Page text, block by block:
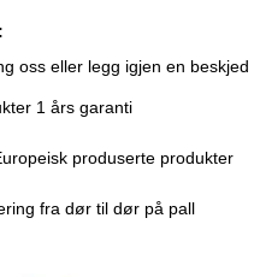
oss eller legg igjen en
1 års garanti
produserte produkter
fra dør til dør på pall